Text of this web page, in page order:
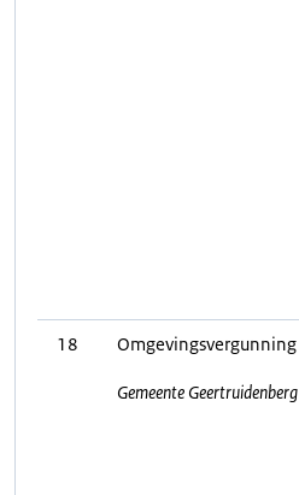
18 Omgevingsvergunning
Gemeente Geertruidenberg